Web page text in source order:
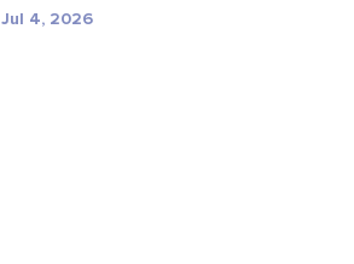
especificações e riscos
Jul 4, 2026